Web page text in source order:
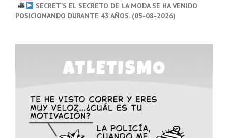
SECRET’S EL SECRETO DE LA MODA SE HA VENIDO
POSICIONANDO DURANTE 43 AÑOS. (05-08-2026)